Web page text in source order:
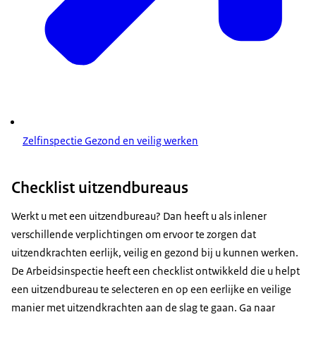
Zelfinspectie Gezond en veilig werken
Checklist uitzendbureaus
Werkt u met een uitzendbureau? Dan heeft u als inlener
verschillende verplichtingen om ervoor te zorgen dat
uitzendkrachten eerlijk, veilig en gezond bij u kunnen werken.
De Arbeidsinspectie heeft een checklist ontwikkeld die u helpt
een uitzendbureau te selecteren en op een eerlijke en veilige
manier met uitzendkrachten aan de slag te gaan. Ga naar